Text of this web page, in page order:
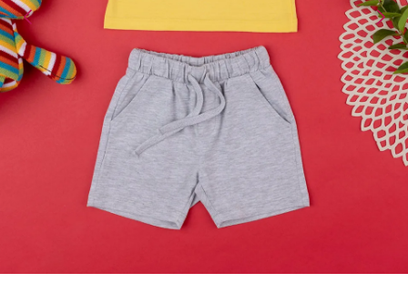
Οδηγός μεγεθών μαμάς
Με την προσφορά
θα λάβεις δωρεάν το είδος με τη
Με την προσφοράκερδίζεις έκπτωσηστο καλάθι, αν
τουλάχιστονμε την ειδική σήμανση.
ΠΗΓΑΙΝΕ ΣΤΟ ΚΑΛΑΘΙ (
Είναι για δώρο;
ΟΧΙΝΑΙ
Μήνυμα
Λεπτομέρειες που θα ήθελες να γνωρίζουμε για το δώρο σου